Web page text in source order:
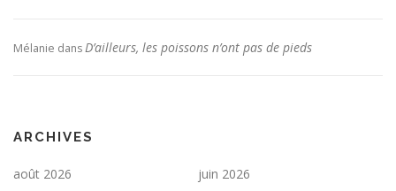
Mélanie dans D’ailleurs, les poissons n’ont pas de pieds
ARCHIVES
août 2026
juin 2026